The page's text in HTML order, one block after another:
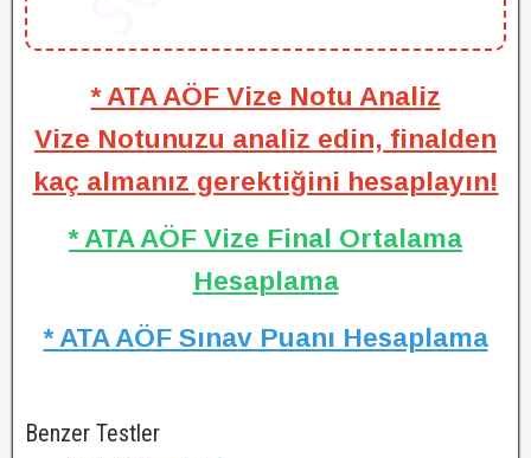
* ATA AÖF Vize Notu Analiz
Vize Notunuzu analiz edin, finalden
kaç almanız gerektiğini hesaplayın!
* ATA AÖF Vize Final Ortalama
Hesaplama
* ATA AÖF Sınav Puanı Hesaplama
Benzer Testler